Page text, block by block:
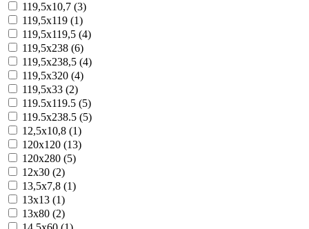
119,5x10,7 (3)
119,5x119 (1)
119,5x119,5 (4)
119,5x238 (6)
119,5x238,5 (4)
119,5x320 (4)
119,5x33 (2)
119.5x119.5 (5)
119.5x238.5 (5)
12,5x10,8 (1)
120x120 (13)
120x280 (5)
12x30 (2)
13,5x7,8 (1)
13x13 (1)
13x80 (2)